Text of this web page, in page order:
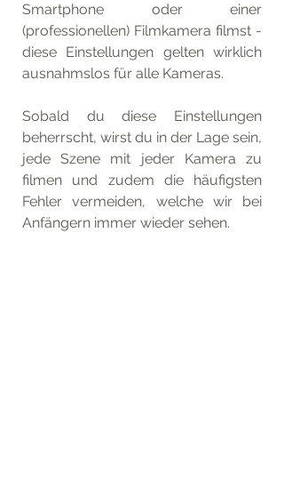
Smartphone oder einer
(professionellen) Filmkamera filmst -
diese Einstellungen gelten wirklich
ausnahmslos für alle Kameras.
Sobald du diese Einstellungen
beherrscht, wirst du in der Lage sein,
jede Szene mit jeder Kamera zu
filmen und zudem die häufigsten
Fehler vermeiden, welche wir bei
Anfängern immer wieder sehen.